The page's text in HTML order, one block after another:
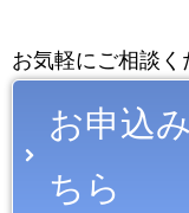
お気軽にご相談く
お申込
ちら